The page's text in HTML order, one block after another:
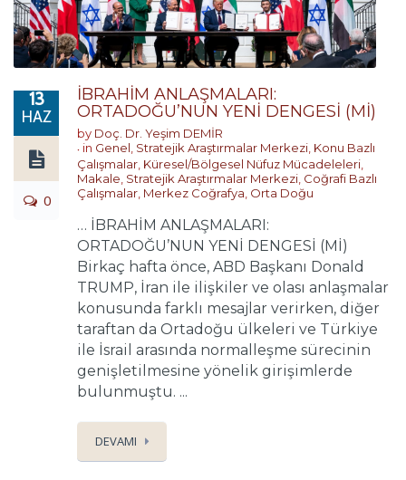
13
HAZ
0
İBRAHİM ANLAŞMALARI:
ORTADOĞU’NUN YENİ DENGESİ (Mİ)
by Doç. Dr. Yeşim DEMİR
in Genel Stratejik Araştırmalar Merkezi Konu Bazlı
Çalışmalar Küresel/Bölgesel Nüfuz Mücadeleleri
Makale Stratejik Araştırmalar Merkezi Coğrafi Bazlı
Çalışmalar Merkez Coğrafya Orta Doğu
… İBRAHİM ANLAŞMALARI:
ORTADOĞU’NUN YENİ DENGESİ (Mİ)
Birkaç hafta önce, ABD Başkanı Donald
TRUMP, İran ile ilişkiler ve olası anlaşmalar
konusunda farklı mesajlar verirken, diğer
taraftan da Ortadoğu ülkeleri ve Türkiye
ile İsrail arasında normalleşme sürecinin
genişletilmesine yönelik girişimlerde
bulunmuştu. ...
DEVAMI